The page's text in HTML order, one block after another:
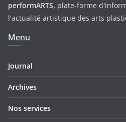
performARTS, plate-forme
l'actualité artistique des arts
Menu
Journal
Archives
Nos services